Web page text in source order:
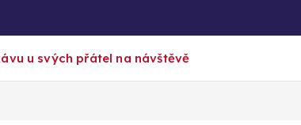
u svých přátel na návštěvě